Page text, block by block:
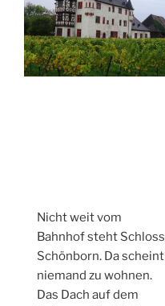
Nicht weit vom
Bahnhof steht Schloss
Schönborn. Da scheint
niemand zu wohnen.
Das Dach auf dem